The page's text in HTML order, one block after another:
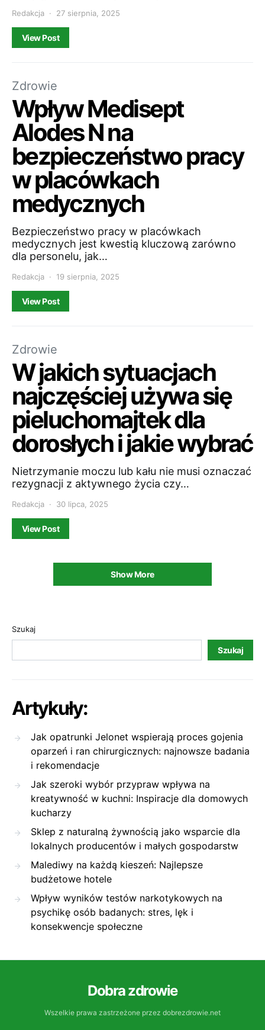
Redakcja 27 sierpnia, 2025
View Post
Zdrowie
Wpływ Medisept
Alodes N na
bezpieczeństwo pracy
w placówkach
medycznych
Bezpieczeństwo pracy w placówkach
medycznych jest kwestią kluczową zarówno
dla personelu, jak…
Redakcja 19 sierpnia, 2025
View Post
Zdrowie
W jakich sytuacjach
najczęściej używa się
pieluchomajtek dla
dorosłych i jakie wybrać
Nietrzymanie moczu lub kału nie musi oznaczać
rezygnacji z aktywnego życia czy…
Redakcja 30 lipca, 2025
View Post
Show More
Szukaj
Szukaj
Artykuły:
Jak opatrunki Jelonet wspierają proces gojenia
oparzeń i ran chirurgicznych: najnowsze badania
i rekomendacje
Jak szeroki wybór przypraw wpływa na
kreatywność w kuchni: Inspiracje dla domowych
kucharzy
Sklep z naturalną żywnością jako wsparcie dla
lokalnych producentów i małych gospodarstw
Malediwy na każdą kieszeń: Najlepsze
budżetowe hotele
Wpływ wyników testów narkotykowych na
psychikę osób badanych: stres, lęk i
konsekwencje społeczne
Dobra zdrowie
Wszelkie prawa zastrzeżone przez dobrezdrowie.net